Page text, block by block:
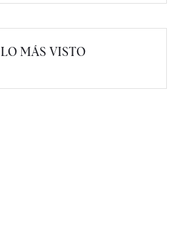
LO MÁS VISTO